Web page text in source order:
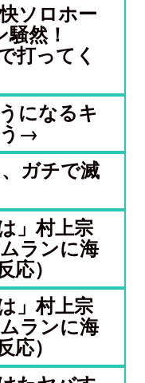
ソロホー
然！
打ってく
になるキ
う→
、ガチで滅
」村上宗
ランに海
応）
」村上宗
ランに海
応）